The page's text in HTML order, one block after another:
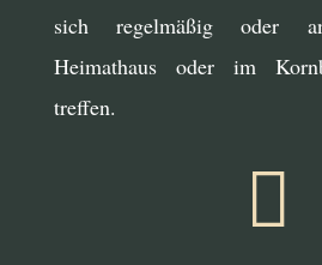
sich regelmäßig oder
Heimathaus oder im
treffen.
